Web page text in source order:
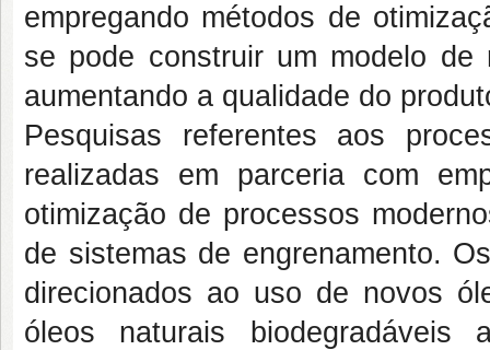
empregando métodos de
se pode construir um modelo
aumentando a qualidade do
Pesquisas referentes aos
realizadas em parceria com
otimização de processos
de sistemas de engrenamento.
direcionados ao uso de novos
óleos naturais